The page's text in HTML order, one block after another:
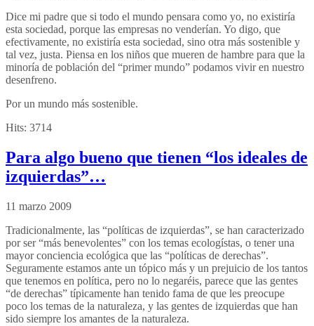
Dice mi padre que si todo el mundo pensara como yo, no existiría
esta sociedad, porque las empresas no venderían. Yo digo, que
efectivamente, no existiría esta sociedad, sino otra más sostenible y
tal vez, justa. Piensa en los niños que mueren de hambre para que la
minoría de población del “primer mundo” podamos vivir en nuestro
desenfreno.
Por un mundo más sostenible.
Hits: 3714
Para algo bueno que tienen “los ideales de
izquierdas”…
11 marzo 2009
Tradicionalmente, las “políticas de izquierdas”, se han caracterizado
por ser “más benevolentes” con los temas ecologístas, o tener una
mayor conciencia ecológica que las “políticas de derechas”.
Seguramente estamos ante un tópico más y un prejuicio de los tantos
que tenemos en política, pero no lo negaréis, parece que las gentes
“de derechas” típicamente han tenido fama de que les preocupe
poco los temas de la naturaleza, y las gentes de izquierdas que han
sido siempre los amantes de la naturaleza.